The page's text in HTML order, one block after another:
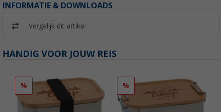
INFORMATIE & DOWNLOADS
Vergelijk dit artikel
HANDIG VOOR JOUW REIS
% %